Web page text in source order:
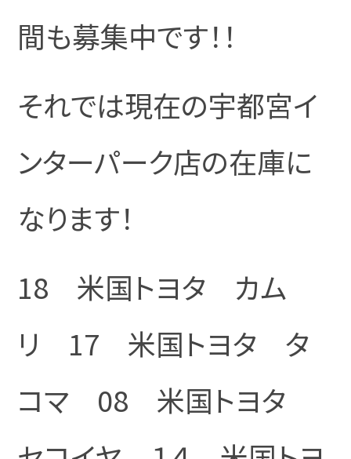
間も募集中です！！
それでは現在の宇都宮イ
ンターパーク店の在庫に
なります！
18 米国トヨタ カム
リ 17 米国トヨタ タ
コマ 08 米国トヨタ